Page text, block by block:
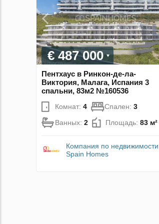
€ 487 000
Пентхаус в Ринкон-де-ла-
Виктория, Малага, Испания 3
спальни, 83м2 №160536
Комнат: 4 Спален: 3
Ванных: 2 Площадь: 83 м²
Компания по недвижимости
Spain Homes